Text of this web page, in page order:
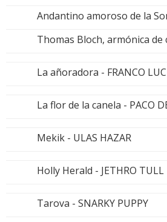
Andantino amoroso de la
Thomas Bloch, armónica de
La añoradora - FRANCO
La flor de la canela - PACO
Mekik - ULAS HAZAR
Holly Herald - JETHRO TULL
Tarova - SNARKY PUPPY